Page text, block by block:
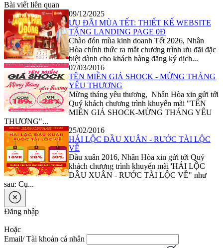
Bài viết liên quan
09/12/2025
ƯU ĐÃI MÙA TẾT: THIẾT KẾ WEBSITE
TẶNG LANDING PAGE 0Đ
Chào đón mùa kinh doanh Tết 2026, Nhân
Hòa chính thức ra mắt chương trình ưu đãi đặc
biệt dành cho khách hàng đăng ký dịch...
07/03/2016
TÊN MIỀN GIÁ SHOCK - MỪNG THÁNG
YÊU THƯƠNG
Mừng tháng yêu thương, Nhân Hòa xin gửi tới
Quý khách chương trình khuyến mãi "TÊN
MIỀN GIÁ SHOCK-MỪNG THÁNG YÊU
THƯƠNG"...
25/02/2016
HÁI LỘC ĐẦU XUÂN - RƯỚC TÀI LỘC
VỀ
Đầu xuân 2016, Nhân Hòa xin gửi tới Quý
khách chương trình khuyến mãi 'HÁI LỘC
ĐẦU XUÂN - RƯỚC TÀI LỘC VỀ" như
sau: Cụ...
Đăng nhập
Hoặc
Email/ Tài khoản cá nhân